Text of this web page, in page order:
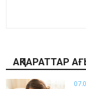
АҚПАРАТТАР